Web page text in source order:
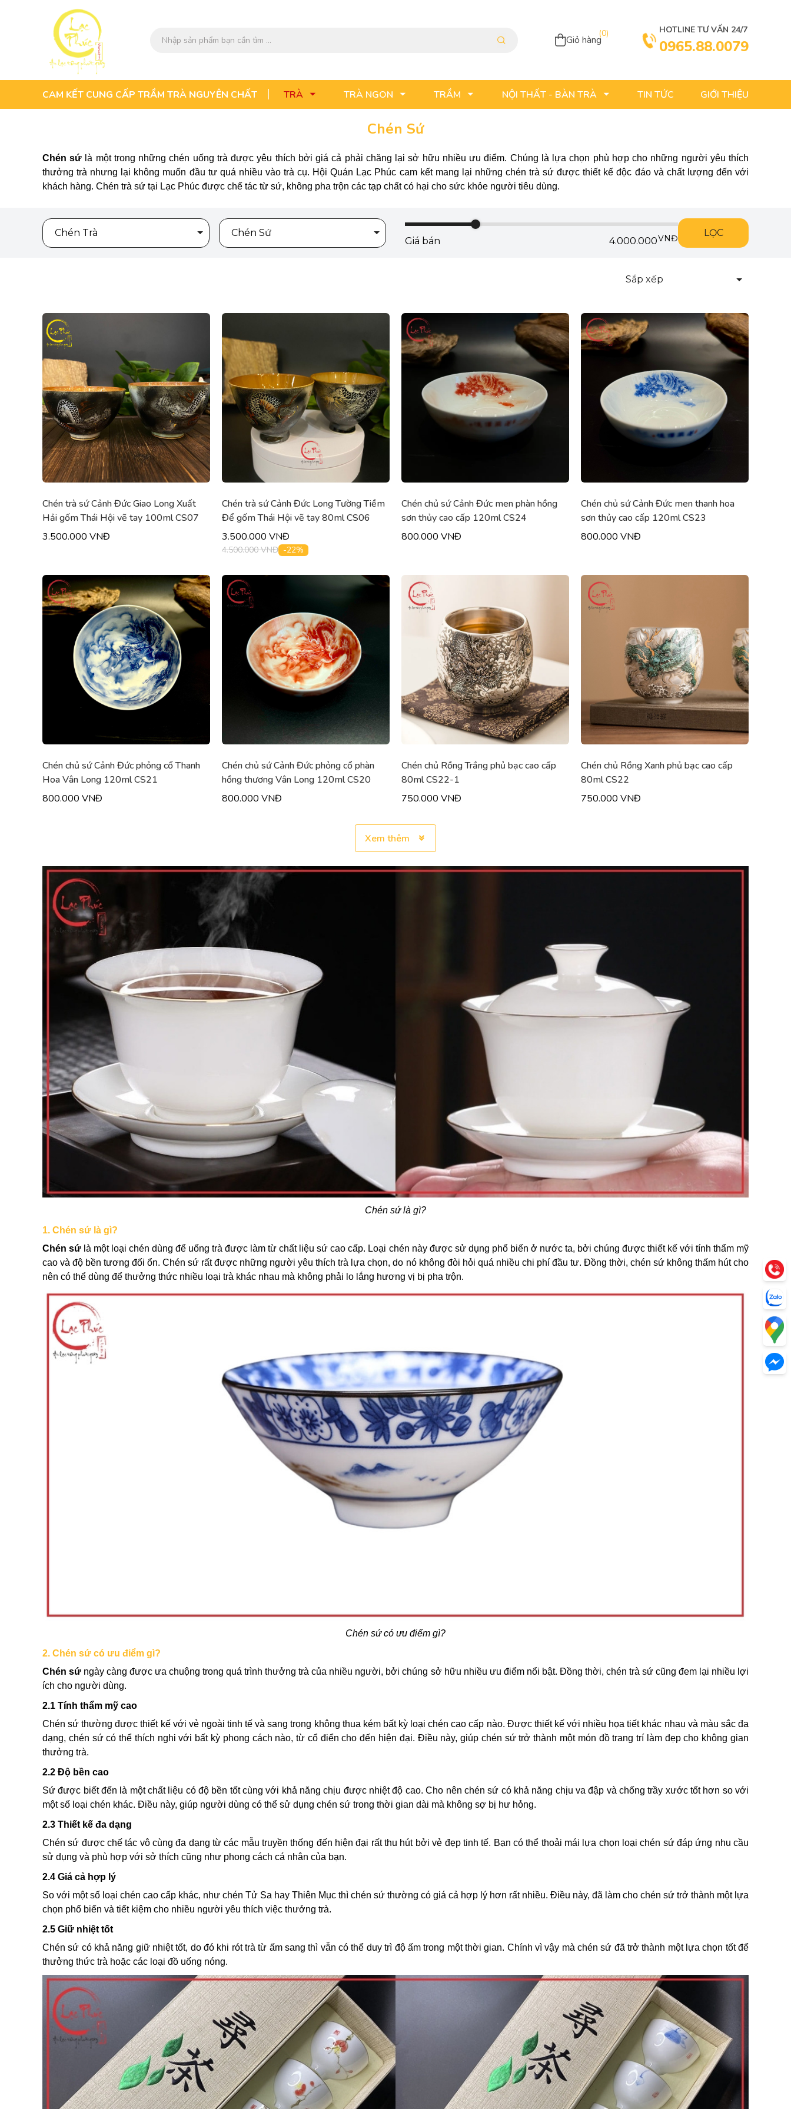
Giỏ hàng
(0) HOTLINE TƯ VẤN 24/7
0965.88.0079
CAM KẾT CUNG CẤP TRẦM TRÀ NGUYÊN CHẤT TRÀ TRÀ NGON TRẦM NỘI THẤT - BÀN TRÀ TIN TỨC GIỚI THIỆU
Chén Sứ
Chén sứ là một trong những chén uống trà được yêu thích bởi giá cả phải chăng lại sở hữu nhiều ưu điểm. Chúng là lựa chọn phù hợp cho những người yêu thích
thưởng trà nhưng lại không muốn đầu tư quá nhiều vào trà cụ. Hội Quán Lạc Phúc cam kết mang lại những chén trà sứ được thiết kế độc đáo và chất lượng đến với
khách hàng. Chén trà sứ tại Lạc Phúc được chế tác từ sứ, không pha trộn các tạp chất có hại cho sức khỏe người tiêu dùng.
Chén Trà Chén Sứ
Giá bán 4.000.000VNĐ
LỌC
Sắp xếp
Chén trà sứ Cảnh Đức Giao Long Xuất
Hải gốm Thái Hội vẽ tay 100ml CS07
3.500.000 VNĐ
Chén trà sứ Cảnh Đức Long Tường Tiềm
Để gốm Thái Hội vẽ tay 80ml CS06
3.500.000 VNĐ
4.500.000 VNĐ -22%
Chén chủ sứ Cảnh Đức men phàn hồng
sơn thủy cao cấp 120ml CS24
800.000 VNĐ
Chén chủ sứ Cảnh Đức men thanh hoa
sơn thủy cao cấp 120ml CS23
800.000 VNĐ
Chén chủ sứ Cảnh Đức phỏng cổ Thanh
Hoa Vân Long 120ml CS21
800.000 VNĐ
Chén chủ sứ Cảnh Đức phỏng cổ phàn
hồng thương Vân Long 120ml CS20
800.000 VNĐ
Chén chủ Rồng Trắng phủ bạc cao cấp
80ml CS22-1
750.000 VNĐ
Chén chủ Rồng Xanh phủ bạc cao cấp
80ml CS22
750.000 VNĐ
Xem thêm
Chén sứ là gì?
1. Chén sứ là gì?
Chén sứ là một loại chén dùng để uống trà được làm từ chất liệu sứ cao cấp. Loại chén này được sử dụng phổ biến ở nước ta, bởi chúng được thiết kế với tính thẩm mỹ
cao và độ bền tương đối ổn. Chén sứ rất được những người yêu thích trà lựa chọn, do nó không đòi hỏi quá nhiều chi phí đầu tư. Đồng thời, chén sứ không thấm hút cho
nên có thể dùng để thưởng thức nhiều loại trà khác nhau mà không phải lo lắng hương vị bị pha trộn.
Chén sứ có ưu điểm gì?
2. Chén sứ có ưu điểm gì?
Chén sứ ngày càng được ưa chuộng trong quá trình thưởng trà của nhiều người, bởi chúng sở hữu nhiều ưu điểm nổi bật. Đồng thời, chén trà sứ cũng đem lại nhiều lợi
ích cho người dùng.
2.1 Tính thẩm mỹ cao
Chén sứ thường được thiết kế với vẻ ngoài tinh tế và sang trọng không thua kém bất kỳ loại chén cao cấp nào. Được thiết kế với nhiều họa tiết khác nhau và màu sắc đa
dạng, chén sứ có thể thích nghi với bất kỳ phong cách nào, từ cổ điển cho đến hiện đại. Điều này, giúp chén sứ trở thành một món đồ trang trí làm đẹp cho không gian
thưởng trà.
2.2 Độ bền cao
Sứ được biết đến là một chất liệu có độ bền tốt cùng với khả năng chịu được nhiệt độ cao. Cho nên chén sứ có khả năng chịu va đập và chống trầy xước tốt hơn so với
một số loại chén khác. Điều này, giúp người dùng có thể sử dụng chén sứ trong thời gian dài mà không sợ bị hư hỏng.
2.3 Thiết kế đa dạng
Chén sứ được chế tác vô cùng đa dạng từ các mẫu truyền thống đến hiện đại rất thu hút bởi vẻ đẹp tinh tế. Bạn có thể thoải mái lựa chọn loại chén sứ đáp ứng nhu cầu
sử dụng và phù hợp với sở thích cũng như phong cách cá nhân của bạn.
2.4 Giá cả hợp lý
So với một số loại chén cao cấp khác, như chén Tử Sa hay Thiên Mục thì chén sứ thường có giá cả hợp lý hơn rất nhiều. Điều này, đã làm cho chén sứ trở thành một lựa
chọn phổ biến và tiết kiệm cho nhiều người yêu thích việc thưởng trà.
2.5 Giữ nhiệt tốt
Chén sứ có khả năng giữ nhiệt tốt, do đó khi rót trà từ ấm sang thì vẫn có thể duy trì độ ấm trong một thời gian. Chính vì vậy mà chén sứ đã trở thành một lựa chọn tốt để
thưởng thức trà hoặc các loại đồ uống nóng.